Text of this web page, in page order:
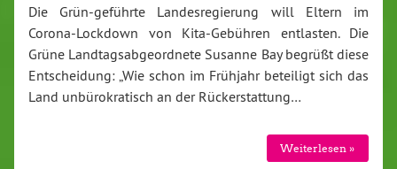
Die Grün-geführte Landesregierung will Eltern im
Corona-Lockdown von Kita-Gebühren entlasten. Die
Grüne Landtagsabgeordnete Susanne Bay begrüßt diese
Entscheidung: „Wie schon im Frühjahr beteiligt sich das
Land unbürokratisch an der Rückerstattung…
Weiterlesen »